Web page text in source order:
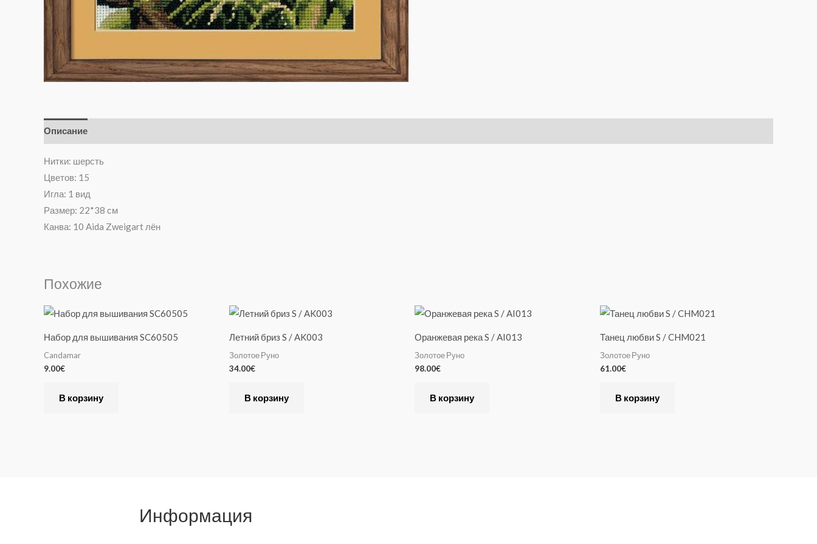
Описание
Нитки: шерсть
Цветов: 15
Игла: 1 вид
Размер: 22*38 см
Канва: 10 Aida Zweigart лён
Похожие
Набор для вышивания SC60505
Candamar
9.00€
В корзину
Летний бриз S / AK003
Золотое Руно
34.00€
В корзину
Оранжевая река S / AI013
Золотое Руно
98.00€
В корзину
Танец любви S / CHM021
Золотое Руно
61.00€
В корзину
Информация